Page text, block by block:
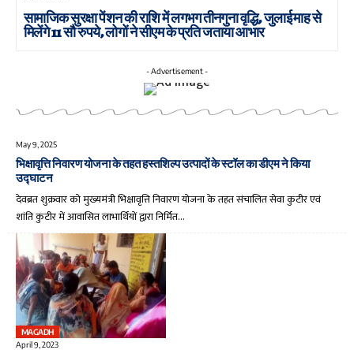
सामाजिक सुरक्षा पेंशन की राशि में लगभग तीनगुना वृद्धि, जुलाई माह से
मिलेंगे 11 सौ रुपये, लोगों ने सीएम के प्रति जताया आभार
- Advertisement -
May 9, 2025
भिक्षावृत्ति निवारण योजना के तहत हस्तशिल्प उत्पादों के स्टॉल का डीएम ने किया
उद्घाटन
देवब्रत शुक्रवार को मुख्यमंत्री भिक्षावृत्ति निवारण योजना के तहत संचालित सेवा कुटीर एवं
शांति कुटीर में आवासित लाभार्थियों द्वारा निर्मित…
MAGADH
April 9, 2023